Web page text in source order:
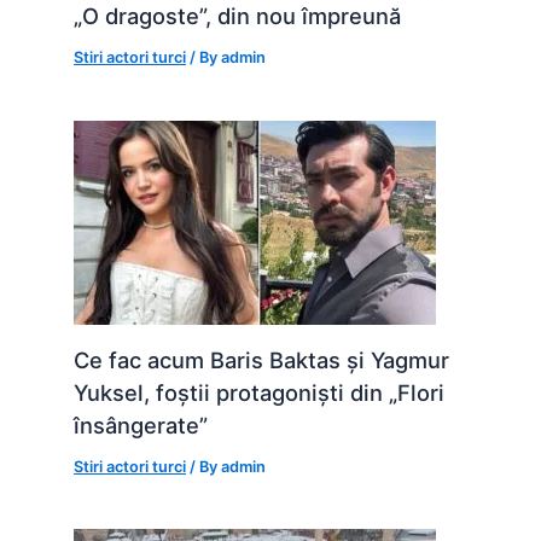
„O dragoste”, din nou împreună
Stiri actori turci / Byadmin
Ce fac acum Baris Baktas și Yagmur
Yuksel, foștii protagoniști din „Flori
însângerate”
Stiri actori turci / Byadmin